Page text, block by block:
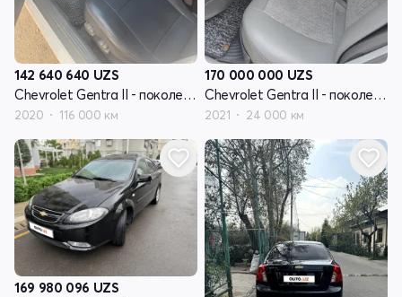
142 640 640 UZS
Chevrolet Gentra II - поколение
2020 116 000 км
170 000 000 UZS
Chevrolet Gentra II - поколение
2021 24 000 км
169 980 096 UZS